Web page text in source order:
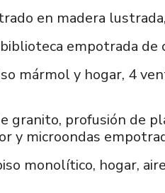
en madera
empotrada de
mármol y hogar, 4
granito, profusión de
y microondas
monolítico, hogar,